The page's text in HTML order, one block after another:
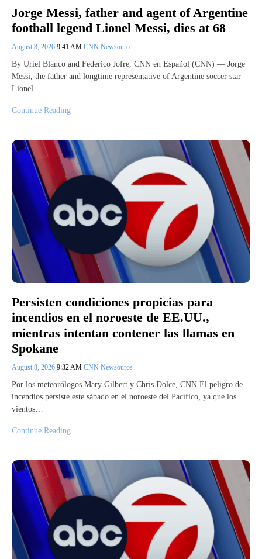
Jorge Messi, father and agent of Argentine
football legend Lionel Messi, dies at 68
August 8, 2026 9:41 AM CNN Newsource
By Uriel Blanco and Federico Jofre, CNN en Español (CNN) — Jorge
Messi, the father and longtime representative of Argentine soccer star
Lionel…
Continue Reading
Persisten condiciones propicias para
incendios en el noroeste de EE.UU.,
mientras intentan contener las llamas en
Spokane
August 8, 2026 9:32 AM CNN Newsource
Por los meteorólogos Mary Gilbert y Chris Dolce, CNN El peligro de
incendios persiste este sábado en el noroeste del Pacífico, ya que los
vientos…
Continue Reading